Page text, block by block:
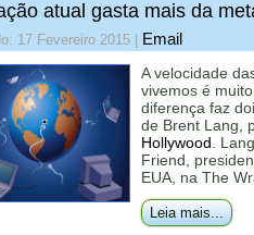
atual gasta mais da
17 Fevereiro 2015 Email
A velocidade
vivemos é
diferença faz
de Brent Lang,
Hollywood .
Friend,
EUA, na The
Leia mais...